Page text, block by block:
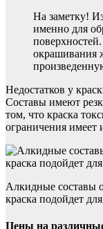
На заметку!
именно для
окрашивания
Недостатков у
Составы имеют
том, что краска
ограничения
Алкидные составы
краска подойдет
Цены на